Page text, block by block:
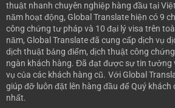
thuật nhanh chuyên nghiệp hàng đầu tại
năm hoạt động, Global Translate hiện có 9
công chứng tư pháp và 10 đại lý visa trên
năm, Global Translate đã cung cấp dịch vụ
dịch thuật bảng điểm, dịch thuật công
ngàn khách hàng. Đã đạt được sự tin tưởng
vụ của các khách hàng cũ. Với Global
giúp đỡ luôn đặt lên hàng đầu để Quý
nhất.